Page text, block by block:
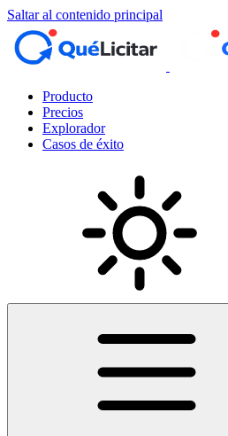
Saltar al contenido principal
Producto
Precios
Explorador
Casos de éxito